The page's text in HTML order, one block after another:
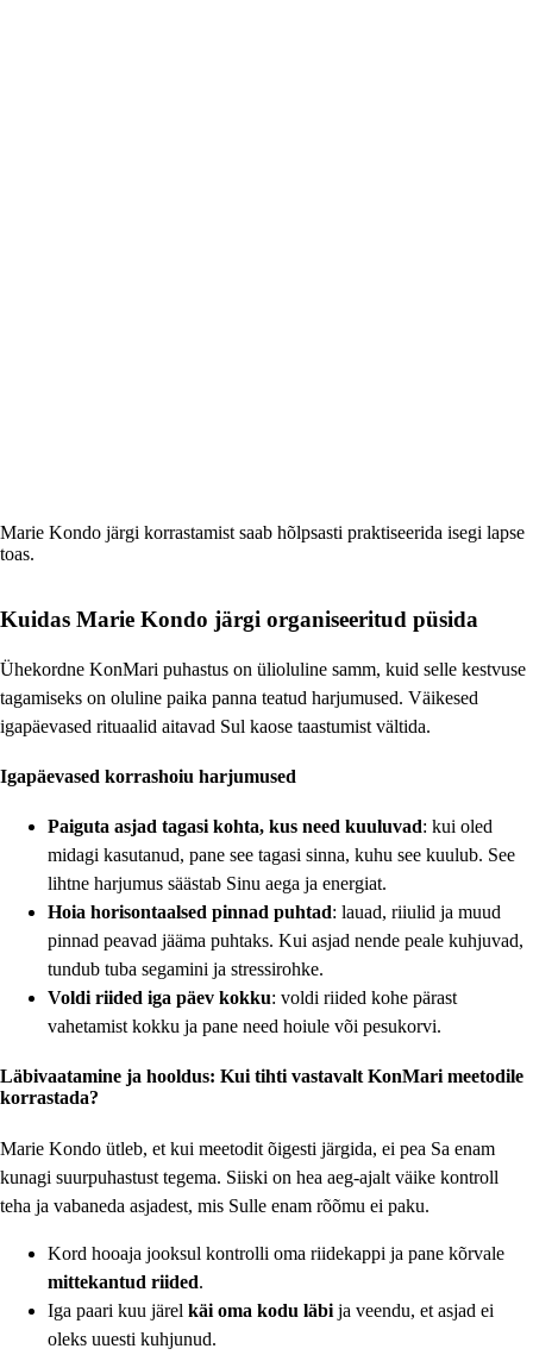
Marie Kondo järgi korrastamist saab hõlpsasti praktiseerida isegi lapse
toas.
Kuidas Marie Kondo järgi organiseeritud püsida
Ühekordne KonMari puhastus on ülioluline samm, kuid selle kestvuse
tagamiseks on oluline paika panna teatud harjumused. Väikesed
igapäevased rituaalid aitavad Sul kaose taastumist vältida.
Igapäevased korrashoiu harjumused
Paiguta asjad tagasi kohta, kus need kuuluvad: kui oled
midagi kasutanud, pane see tagasi sinna, kuhu see kuulub. See
lihtne harjumus säästab Sinu aega ja energiat.
Hoia horisontaalsed pinnad puhtad: lauad, riiulid ja muud
pinnad peavad jääma puhtaks. Kui asjad nende peale kuhjuvad,
tundub tuba segamini ja stressirohke.
Voldi riided iga päev kokku: voldi riided kohe pärast
vahetamist kokku ja pane need hoiule või pesukorvi.
Läbivaatamine ja hooldus: Kui tihti vastavalt KonMari meetodile
korrastada?
Marie Kondo ütleb, et kui meetodit õigesti järgida, ei pea Sa enam
kunagi suurpuhastust tegema. Siiski on hea aeg-ajalt väike kontroll
teha ja vabaneda asjadest, mis Sulle enam rõõmu ei paku.
Kord hooaja jooksul kontrolli oma riidekappi ja pane kõrvale
mittekantud riided.
Iga paari kuu järel käi oma kodu läbi ja veendu, et asjad ei
oleks uuesti kuhjunud.